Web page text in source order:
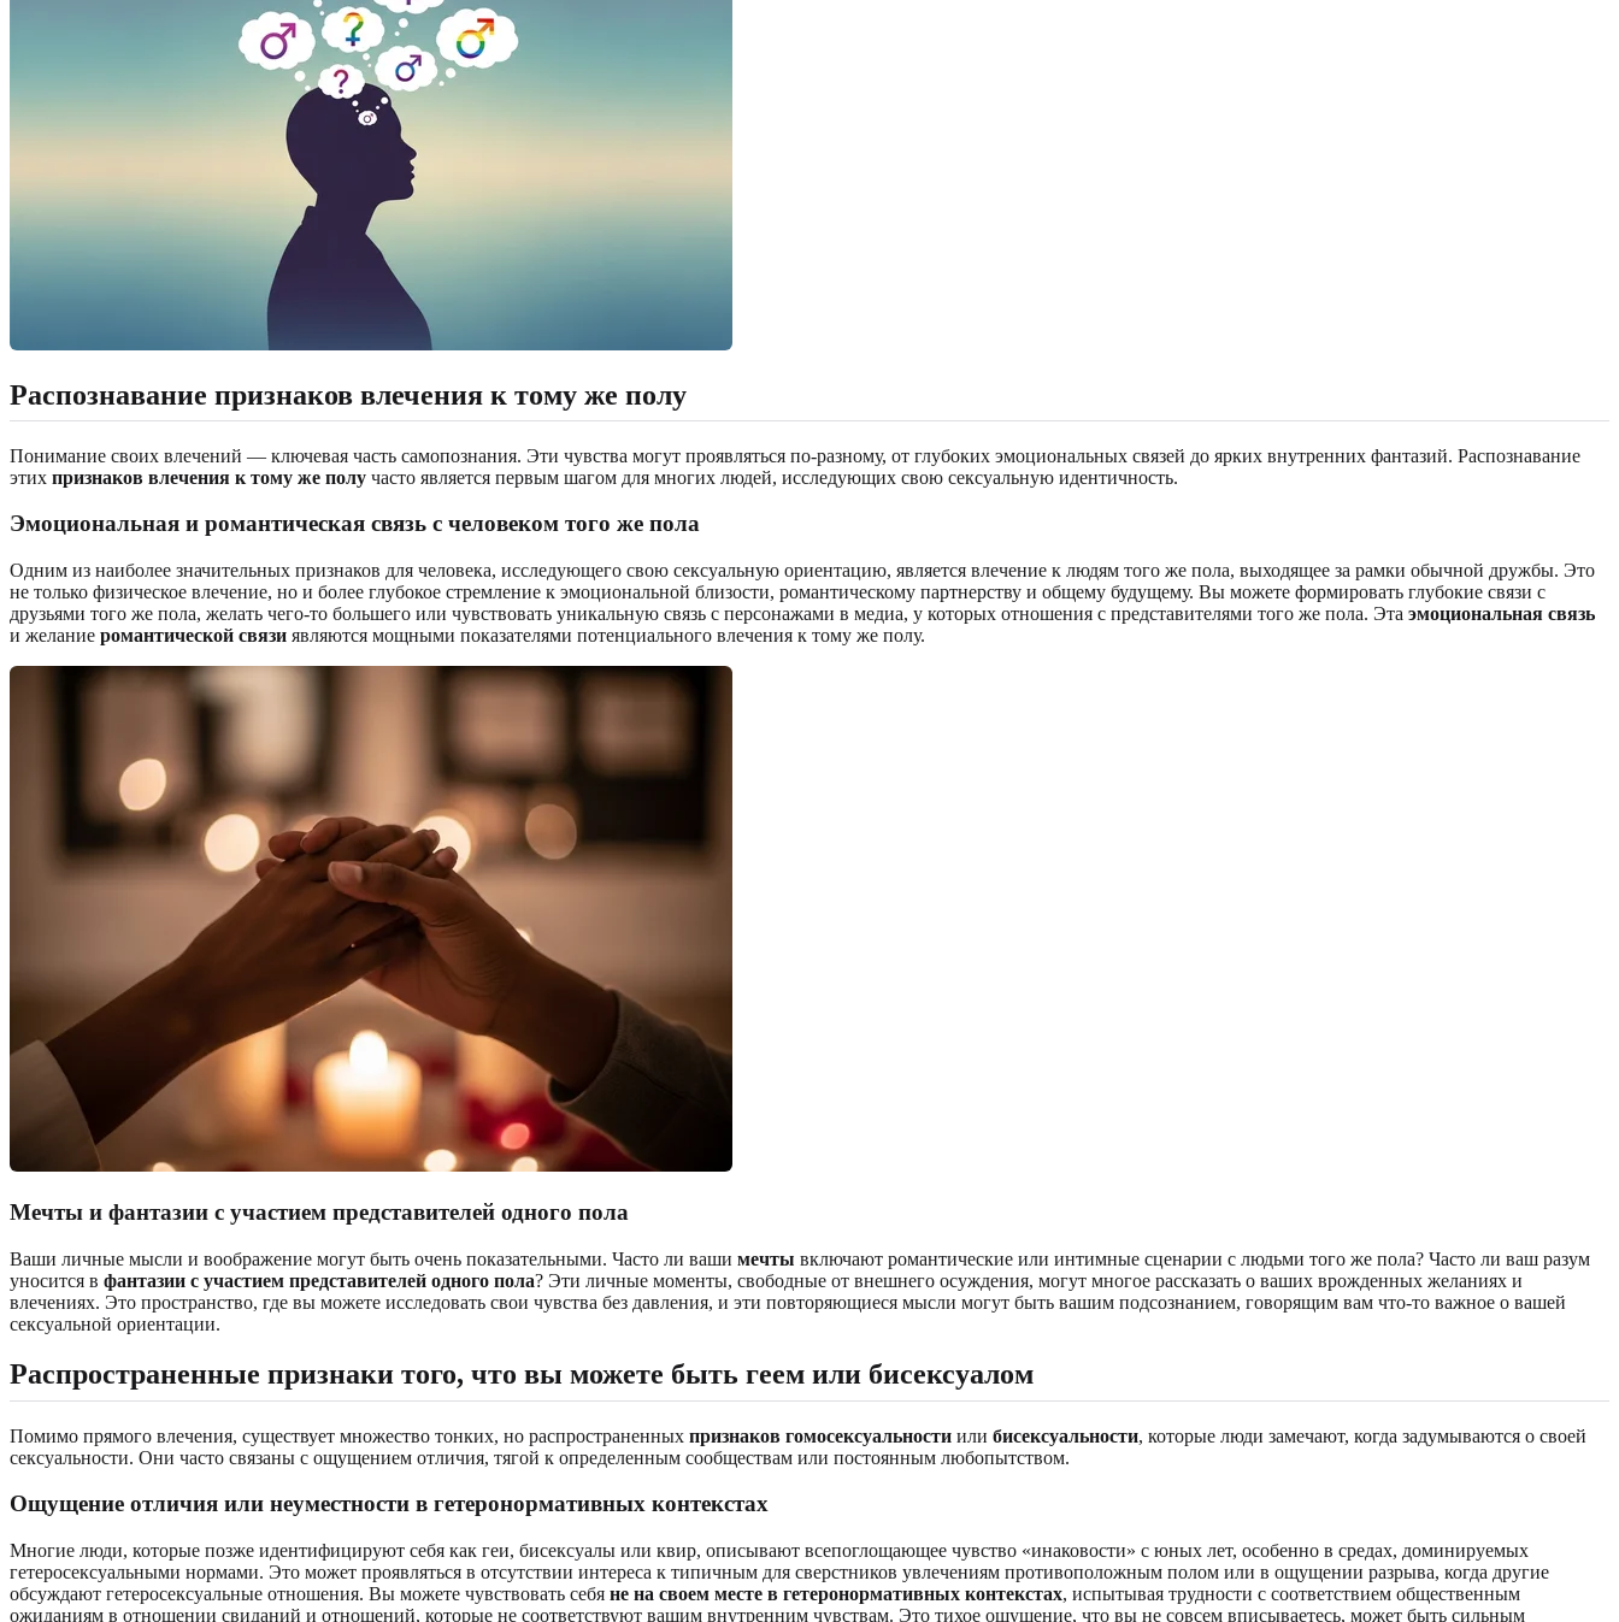
Распознавание признаков влечения к тому же полу
Понимание своих влечений — ключевая часть самопознания. Эти чувства могут проявляться по-разному, от глубоких эмоциональных связей до ярких внутренних фантазий. Распознавание
этих признаков влечения к тому же полу часто является первым шагом для многих людей, исследующих свою сексуальную идентичность.
Эмоциональная и романтическая связь с человеком того же пола
Одним из наиболее значительных признаков для человека, исследующего свою сексуальную ориентацию, является влечение к людям того же пола, выходящее за рамки обычной дружбы. Это
не только физическое влечение, но и более глубокое стремление к эмоциональной близости, романтическому партнерству и общему будущему. Вы можете формировать глубокие связи с
друзьями того же пола, желать чего-то большего или чувствовать уникальную связь с персонажами в медиа, у которых отношения с представителями того же пола. Эта эмоциональная связь
и желание романтической связи являются мощными показателями потенциального влечения к тому же полу.
Мечты и фантазии с участием представителей одного пола
Ваши личные мысли и воображение могут быть очень показательными. Часто ли ваши мечты включают романтические или интимные сценарии с людьми того же пола? Часто ли ваш разум
уносится в фантазии с участием представителей одного пола? Эти личные моменты, свободные от внешнего осуждения, могут многое рассказать о ваших врожденных желаниях и
влечениях. Это пространство, где вы можете исследовать свои чувства без давления, и эти повторяющиеся мысли могут быть вашим подсознанием, говорящим вам что-то важное о вашей
сексуальной ориентации.
Распространенные признаки того, что вы можете быть геем или бисексуалом
Помимо прямого влечения, существует множество тонких, но распространенных признаков гомосексуальности или бисексуальности, которые люди замечают, когда задумываются о своей
сексуальности. Они часто связаны с ощущением отличия, тягой к определенным сообществам или постоянным любопытством.
Ощущение отличия или неуместности в гетеронормативных контекстах
Многие люди, которые позже идентифицируют себя как геи, бисексуалы или квир, описывают всепоглощающее чувство «инаковости» с юных лет, особенно в средах, доминируемых
гетеросексуальными нормами. Это может проявляться в отсутствии интереса к типичным для сверстников увлечениям противоположным полом или в ощущении разрыва, когда другие
обсуждают гетеросексуальные отношения. Вы можете чувствовать себя не на своем месте в гетеронормативных контекстах, испытывая трудности с соответствием общественным
ожиданиям в отношении свиданий и отношений, которые не соответствуют вашим внутренним чувствам. Это тихое ощущение, что вы не совсем вписываетесь, может быть сильным